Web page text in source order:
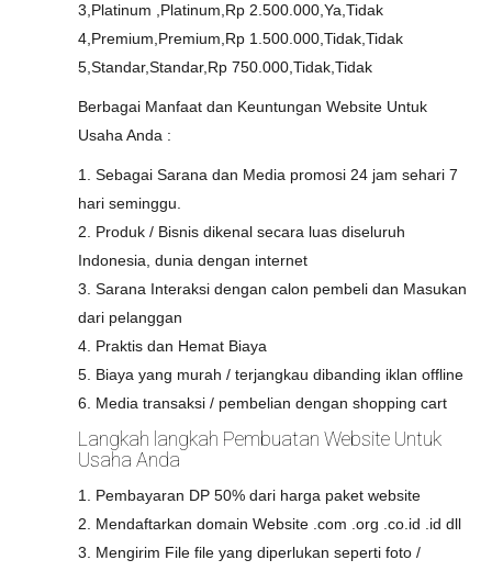
3,Platinum ,Platinum,Rp 2.500.000,Ya,Tidak
4,Premium,Premium,Rp 1.500.000,Tidak,Tidak
5,Standar,Standar,Rp 750.000,Tidak,Tidak
Berbagai Manfaat dan Keuntungan Website Untuk
Usaha Anda :
1. Sebagai Sarana dan Media promosi 24 jam sehari 7
hari seminggu.
2. Produk / Bisnis dikenal secara luas diseluruh
Indonesia, dunia dengan internet
3. Sarana Interaksi dengan calon pembeli dan Masukan
dari pelanggan
4. Praktis dan Hemat Biaya
5. Biaya yang murah / terjangkau dibanding iklan offline
6. Media transaksi / pembelian dengan shopping cart
Langkah langkah Pembuatan Website Untuk
Usaha Anda
1. Pembayaran DP 50% dari harga paket website
2. Mendaftarkan domain Website .com .org .co.id .id dll
3. Mengirim File file yang diperlukan seperti foto /